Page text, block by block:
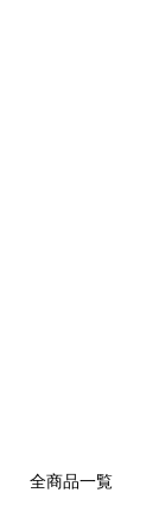
全商品一覧